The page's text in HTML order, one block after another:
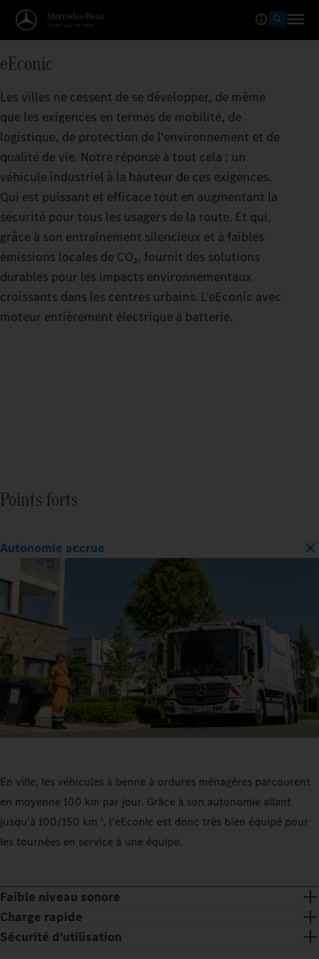
eEconic
Les villes ne cessent de se développer, de même
que les exigences en termes de mobilité, de
logistique, de protection de l'environnement et de
qualité de vie. Notre réponse à tout cela : un
véhicule industriel à la hauteur de ces exigences.
Qui est puissant et efficace tout en augmentant la
sécurité pour tous les usagers de la route. Et qui,
grâce à son entraînement silencieux et à faibles
émissions locales de CO₂, fournit des solutions
durables pour les impacts environnementaux
croissants dans les centres urbains. L'eEconic avec
moteur entièrement électrique à batterie.
Points forts
Autonomie accrue
En ville, les véhicules à benne à ordures ménagères parcourent
en moyenne 100 km par jour. Grâce à son autonomie allant
jusqu'à 100/150 km 1, l'eEconic est donc très bien équipé pour
les tournées en service à une équipe.
Faible niveau sonore
Charge rapide
Sécurité d'utilisation